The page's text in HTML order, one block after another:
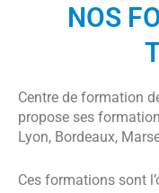
NOS
Centre de formation
propose ses
Lyon, Bordeaux,
Ces formations sont